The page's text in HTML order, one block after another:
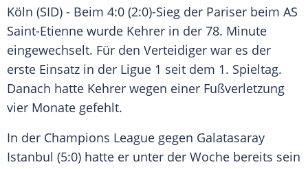
Köln (SID) - Beim 4:0 (2:0)-Sieg der Pariser beim AS
Saint-Etienne wurde Kehrer in der 78. Minute
eingewechselt. Für den Verteidiger war es der
erste Einsatz in der Ligue 1 seit dem 1. Spieltag.
Danach hatte Kehrer wegen einer Fußverletzung
vier Monate gefehlt.
In der Champions League gegen Galatasaray
Istanbul (5:0) hatte er unter der Woche bereits sein